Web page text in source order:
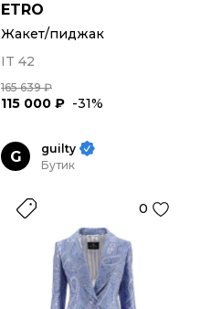
ETRO
Жакет/пиджак
IT 42
165 639 ₽
115 000 ₽ -31%
G
guilty
Бутик
0